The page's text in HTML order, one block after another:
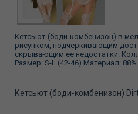
Кетсьют (боди-комбенизон) в
рисунком, подчеркивающим
скрывающим ее недостатки.
Размер: S-L (42-46) Материал:
Кетсьют (боди-комбенизон)